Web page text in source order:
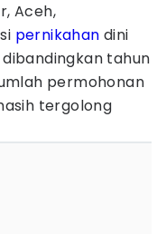
Aceh,
pernikahan dini
tahun
permohonan
tergolong